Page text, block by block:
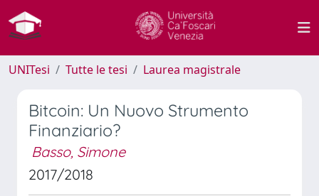
UNITesi Tutte le tesi Laurea magistrale
Bitcoin: Un Nuovo Strumento
Finanziario?
Basso, Simone
2017/2018